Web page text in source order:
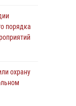
в
супруге
порядка
охрану